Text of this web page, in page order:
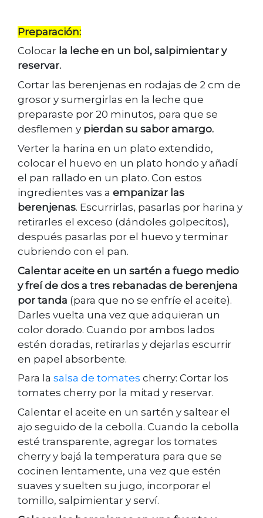
Preparación:
Colocar la leche en un bol, salpimientar y
reservar.
Cortar las berenjenas en rodajas de 2 cm de
grosor y sumergirlas en la leche que
preparaste por 20 minutos, para que se
desflemen y pierdan su sabor amargo.
Verter la harina en un plato extendido,
colocar el huevo en un plato hondo y añadí
el pan rallado en un plato. Con estos
ingredientes vas a empanizar las
berenjenas. Escurrirlas, pasarlas por harina y
retirarles el exceso (dándoles golpecitos),
después pasarlas por el huevo y terminar
cubriendo con el pan.
Calentar aceite en un sartén a fuego medio
y freí de dos a tres rebanadas de berenjena
por tanda (para que no se enfríe el aceite).
Darles vuelta una vez que adquieran un
color dorado. Cuando por ambos lados
estén doradas, retirarlas y dejarlas escurrir
en papel absorbente.
Para la salsa de tomates cherry: Cortar los
tomates cherry por la mitad y reservar.
Calentar el aceite en un sartén y saltear el
ajo seguido de la cebolla. Cuando la cebolla
esté transparente, agregar los tomates
cherry y bajá la temperatura para que se
cocinen lentamente, una vez que estén
suaves y suelten su jugo, incorporar el
tomillo, salpimientar y serví.